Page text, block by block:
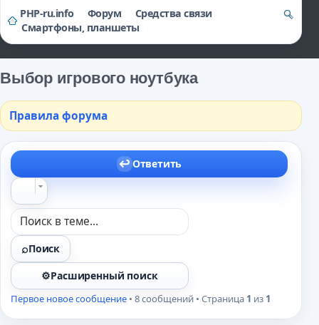
PHP-ru.info
Форум
Средства связи
Смартфоны, планшеты
о
и
Выбор игрового ноутбука
Правила форума
Ответить
Поиск
Расширенный поиск
Первое новое сообщение • 8 сообщений • Страница 1 из 1